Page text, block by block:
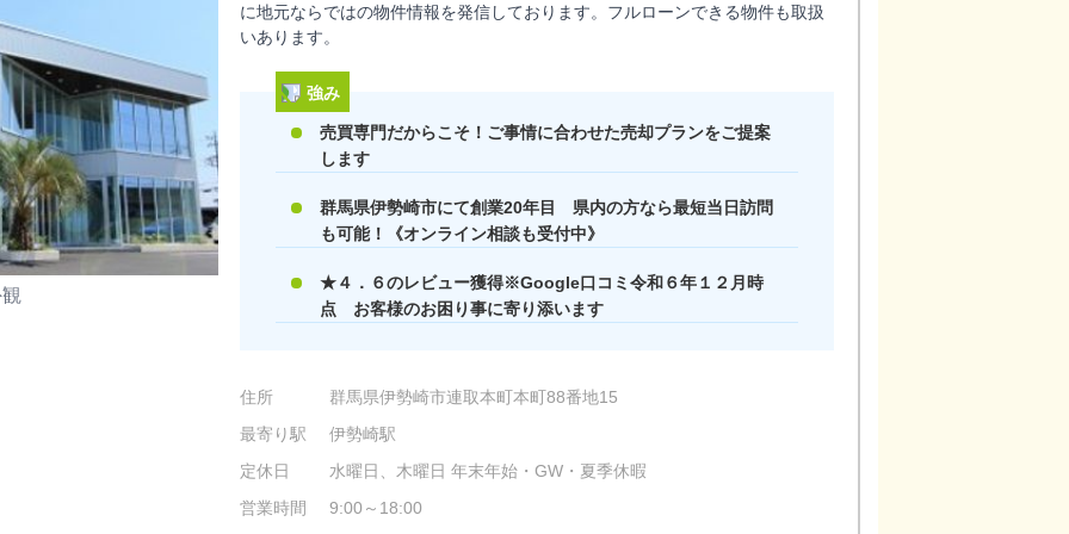
に地元ならではの物件情報を発信しております。フルローンできる物件も取扱
いあります。
強み
売買専門だからこそ！ご事情に合わせた売却プランをご提案
します
群馬県伊勢崎市にて創業20年目 県内の方なら最短当日訪問
も可能！《オンライン相談も受付中》
★４．６のレビュー獲得※Google口コミ令和６年１２月時
点 お客様のお困り事に寄り添います
住所
群馬県伊勢崎市連取本町本町88番地15
最寄り駅
伊勢崎駅
定休日
水曜日、木曜日 年末年始・GW・夏季休暇
営業時間
9:00～18:00